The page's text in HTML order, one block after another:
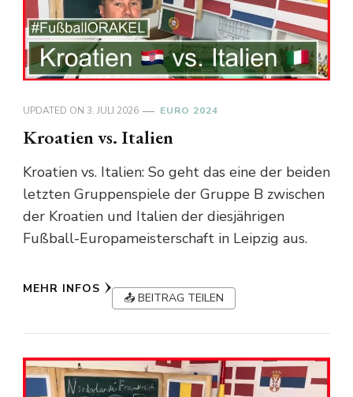
UPDATED ON 3. JULI 2026 EURO 2024
Kroatien vs. Italien
Kroatien vs. Italien: So geht das eine der beiden
letzten Gruppenspiele der Gruppe B zwischen
der Kroatien und Italien der diesjährigen
Fußball-Europameisterschaft in Leipzig aus.
MEHR INFOS
📤 BEITRAG TEILEN